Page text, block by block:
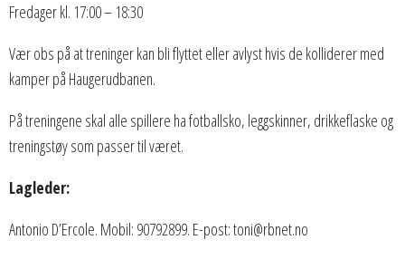
Fredager kl. 17:00 – 18:30
Vær obs på at treninger kan bli flyttet eller avlyst hvis de kolliderer med
kamper på Haugerudbanen.
På treningene skal alle spillere ha fotballsko, leggskinner, drikkeflaske og
treningstøy som passer til været.
Lagleder:
Antonio D’Ercole. Mobil: 90792899. E-post: toni@rbnet.no